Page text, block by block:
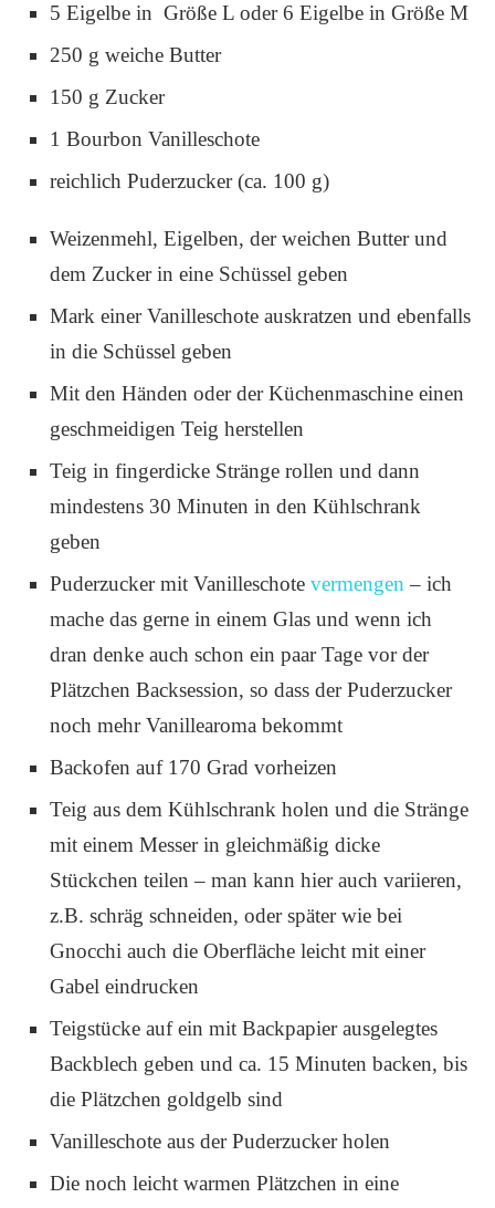
5 Eigelbe in Größe L oder 6 Eigelbe in Größe M
250 g weiche Butter
150 g Zucker
1 Bourbon Vanilleschote
reichlich Puderzucker (ca. 100 g)
Weizenmehl, Eigelben, der weichen Butter und
dem Zucker in eine Schüssel geben
Mark einer Vanilleschote auskratzen und ebenfalls
in die Schüssel geben
Mit den Händen oder der Küchenmaschine einen
geschmeidigen Teig herstellen
Teig in fingerdicke Stränge rollen und dann
mindestens 30 Minuten in den Kühlschrank
geben
Puderzucker mit Vanilleschote vermengen – ich
mache das gerne in einem Glas und wenn ich
dran denke auch schon ein paar Tage vor der
Plätzchen Backsession, so dass der Puderzucker
noch mehr Vanillearoma bekommt
Backofen auf 170 Grad vorheizen
Teig aus dem Kühlschrank holen und die Stränge
mit einem Messer in gleichmäßig dicke
Stückchen teilen – man kann hier auch variieren,
z.B. schräg schneiden, oder später wie bei
Gnocchi auch die Oberfläche leicht mit einer
Gabel eindrucken
Teigstücke auf ein mit Backpapier ausgelegtes
Backblech geben und ca. 15 Minuten backen, bis
die Plätzchen goldgelb sind
Vanilleschote aus der Puderzucker holen
Die noch leicht warmen Plätzchen in eine